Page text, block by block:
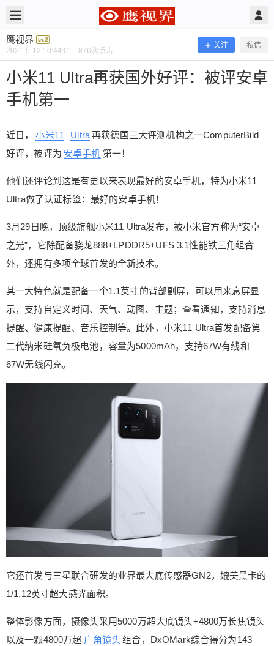
鹰视界
2021-5-12 10:44:01 876次点击
关注 私信
小米11 Ultra再获国外好评：被评安卓
手机第一
近日， 小米11 Ultra再获德国三大评测机构之一ComputerBild
好评，被评为 安卓手机 第一！
他们还评论到这是有史以来表现最好的安卓手机，特为小米11
Ultra做了认证标签：最好的安卓手机！
3月29日晚，顶级旗舰小米11 Ultra发布，被小米官方称为“安卓
之光”，它除配备骁龙888+LPDDR5+UFS 3.1性能铁三角组合
外，还拥有多项全球首发的全新技术。
其一大特色就是配备一个1.1英寸的背部副屏，可以用来息屏显
示，支持自定义时间、天气、动图、主题；查看通知，支持消息
提醒、健康提醒、音乐控制等。此外，小米11 Ultra首发配备第
二代纳米硅氧负极电池，容量为5000mAh，支持67W有线和
67W无线闪充。
它还首发与三星联合研发的业界最大底传感器GN2，媲美黑卡的
1/1.12英寸超大感光面积。
整体影像方面，摄像头采用5000万超大底镜头+4800万长焦镜头
以及一颗4800万超 广角镜头组合，DxOMark综合得分为143
鹰视界 @ 鹰视界 2021/5/12
小米11 Ultra再获国外好评：被评安卓
手机第一
近日，小米11 Ultra再获德国三大评测机构之一Com
到这是有史以来表现最好的安卓手机，特为小米11
Ultra做了认证标签：最好的安卓手机！ 3月29日
晚，顶级旗舰小米11 Ultra发布，被小米官方称为
“安卓之光”，它除配备骁龙888+LPDDR5+UFS 3.1
性能铁三角组合外，还拥有多项全球首发的全新技
可以用来息屏显示，支持自定义时间、天气、动
图、主题；查看通知，支持消息提醒、健康提醒、
音乐控制等。此外，小米11 Ultra首发配备第二代纳
米硅氧负极电池，容量为5000mAh，支持67W有线
和67W无线闪充。 它还首发与三星联合研发的业界
最大底传感器GN2，媲美黑卡的1/1.12英寸超大感
光面积。 整体影像方面，摄像头采用5000万超大底
镜头+4800万长焦镜头以及一颗4800万超广角镜头
组合，DxOMark综合得分为143分，目前以遥遥领
先之势占据榜单首位。 售价方面，小米11 Ultra提
供三种规格可选，8GB+256GB售价5999元，12GB
+256GB售价6499元，12GB+512GB售价6999元。
0 收藏